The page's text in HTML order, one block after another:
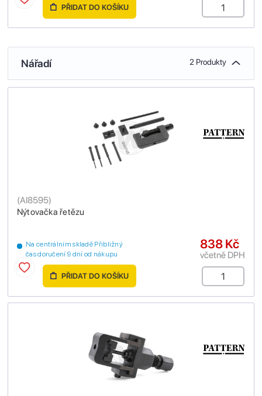
PŘIDAT DO KOŠÍKU
Nářadí 2 Produkty
Nýtovačka řetězu
(AI8595)
Na centrálním skladě Přibližný
čas doručení 9 dní od nákupu
838 Kč
včetně DPH
PŘIDAT DO KOŠÍKU